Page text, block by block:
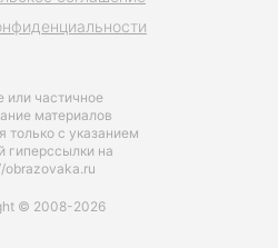
или частичное
материалов
только с указанием
гиперссылки на
obrazovaka.ru
© 2008-2026